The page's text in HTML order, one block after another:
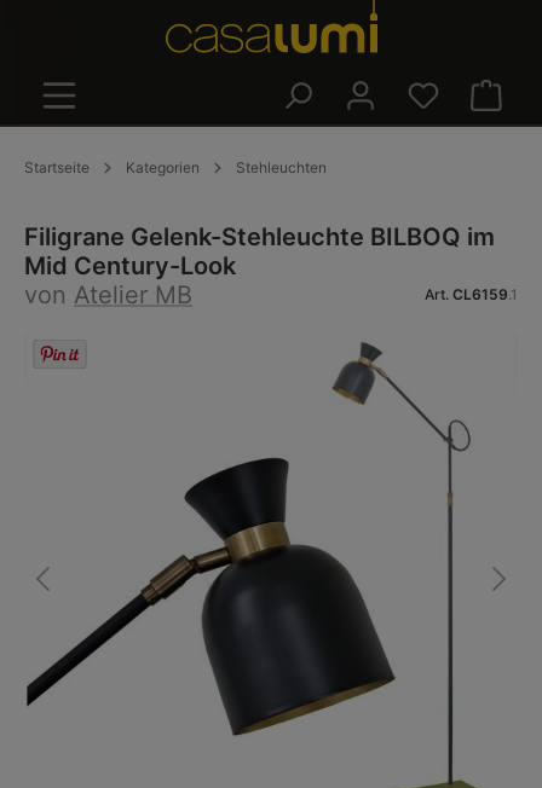
Startseite Kategorien Stehleuchten
Filigrane Gelenk-Stehleuchte BILBOQ im
Mid Century-Look
von Atelier MB Art. CL6159.1
Bildergalerie überspringen